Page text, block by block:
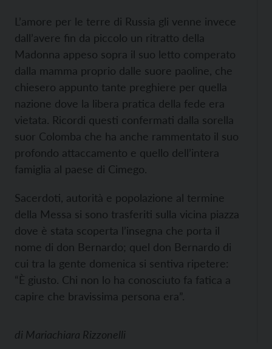
L’amore per le terre di Russia gli venne invece
dall’avere fin da piccolo un ritratto della
Madonna appeso sopra il suo letto comperato
dalla mamma proprio dalle suore paoline, che
chiesero appunto tante preghiere per quella
nazione dove la libera pratica della fede era
vietata. Ricordi questi confermati dalla sorella
suor Colomba che ha anche rammentato il suo
profondo attaccamento e quello dell’intera
famiglia al paese di Cimego.
Sacerdoti, autorità e popolazione al termine
della Messa si sono trasferiti sulla vicina piazza
dove è stata scoperta l’insegna che porta il
nome di don Bernardo; quel don Bernardo di
cui tra la gente domenica si sentiva ripetere:
“È giusto. Chi non lo ha conosciuto fa fatica a
capire che bravissima persona era”.
di Mariachiara Rizzonelli